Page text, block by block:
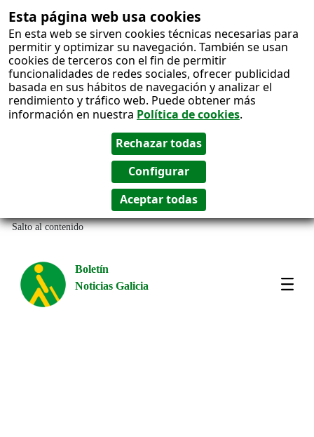
Esta página web usa cookies
En esta web se sirven cookies técnicas necesarias para
permitir y optimizar su navegación. También se usan
cookies de terceros con el fin de permitir
funcionalidades de redes sociales, ofrecer publicidad
basada en sus hábitos de navegación y analizar el
rendimiento y tráfico web. Puede obtener más
información en nuestra Política de cookies.
Salto al contenido
Boletín
Noticias Galicia